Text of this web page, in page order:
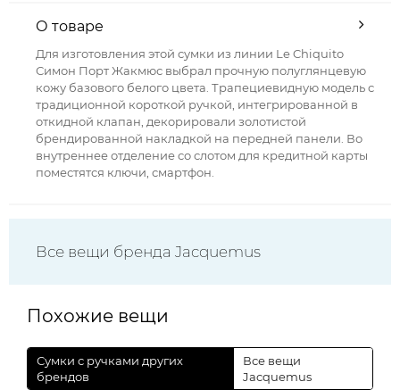
О товаре
Для изготовления этой сумки из линии Le Chiquito
Симон Порт Жакмюс выбрал прочную полуглянцевую
кожу базового белого цвета. Трапециевидную модель с
традиционной короткой ручкой, интегрированной в
откидной клапан, декорировали золотистой
брендированной накладкой на передней панели. Во
внутреннее отделение со слотом для кредитной карты
поместятся ключи, смартфон.
Все вещи бренда Jacquemus
Похожие вещи
Сумки с ручками других
брендов
Все вещи
Jacquemus